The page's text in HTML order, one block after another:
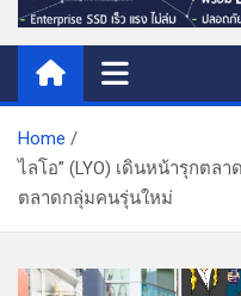
e
t
Home
ไลโอ” (LYO) เดินหน้ารุกตล
ตลาดกลุ่มคนรุ่นใหม่